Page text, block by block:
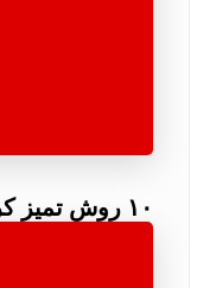
۱۰ روش تمیز کردن مبل مخمل